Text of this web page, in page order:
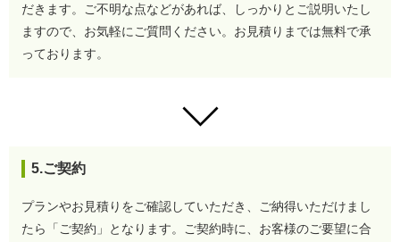
だきます。 ご不明な点などがあれば、しっかりとご説明いたし
ますので、お気軽にご質問ください。 お見積りまでは無料で承
っております。
5.ご契約
プランやお見積りをご確認していただき、ご納得いただけまし
たら「ご契約」となります。
ご契約時に、お客様のご要望に合